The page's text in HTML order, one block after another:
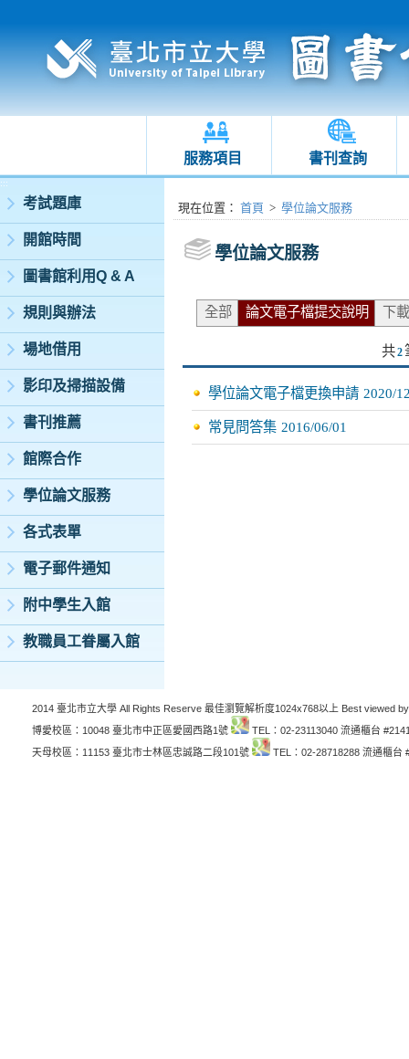
服務項目 書刊查詢
:::
考試題庫
開館時間
圖書館利用Q & A
規則與辦法
場地借用
影印及掃描設備
書刊推薦
館際合作
學位論文服務
各式表單
電子郵件通知
附中學生入館
教職員工眷屬入館
:::現在位置 ： 首頁 > 學位論文服務
學位論文服務
全部 論文電子檔提交說明 下
共2
學位論文電子檔更換申請 2020/
常見問答集 2016/06/01
2014 臺北市立大學 All Rights Reserve 最佳瀏覽解析度1024x768以上 Best viewed
博愛校區：10048 臺北市中正區愛國西路1號
TEL：02-23113040 流通櫃台
天母校區：11153 臺北市士林區忠誠路二段101號
TEL：02-28718288 流通櫃台